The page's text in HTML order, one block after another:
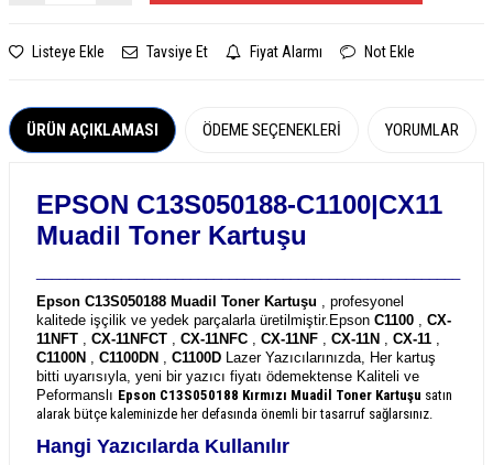
Listeye Ekle Tavsiye Et Fiyat Alarmı Not Ekle
ÜRÜN AÇIKLAMASI ÖDEME SEÇENEKLERI YORUMLAR
EPSON C13S050188-C1100|CX11
Muadil Toner Kartuşu
Epson C13S050188 Muadil Toner Kartuşu , profesyonel
kalitede işçilik ve yedek parçalarla üretilmiştir. Epson C1100 , CX-
11NFT , CX-11NFCT , CX-11NFC , CX-11NF , CX-11N , CX-11 ,
C1100N , C1100DN , C1100D Lazer Yazıcılarınızda, Her kartuş
bitti uyarısıyla, yeni bir yazıcı fiyatı ödemektense Kaliteli ve
Peformanslı Epson C13S050188 Kırmızı Muadil Toner Kartuşu satın
alarak bütçe kaleminizde her defasında önemli bir tasarruf sağlarsınız.
Hangi Yazıcılarda Kullanılır